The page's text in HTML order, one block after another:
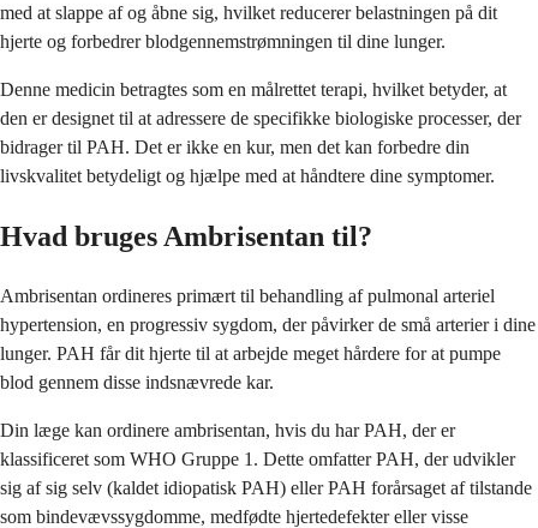
med at slappe af og åbne sig, hvilket reducerer belastningen på dit
hjerte og forbedrer blodgennemstrømningen til dine lunger.
Denne medicin betragtes som en målrettet terapi, hvilket betyder, at
den er designet til at adressere de specifikke biologiske processer, der
bidrager til PAH. Det er ikke en kur, men det kan forbedre din
livskvalitet betydeligt og hjælpe med at håndtere dine symptomer.
Hvad bruges Ambrisentan til?
Ambrisentan ordineres primært til behandling af pulmonal arteriel
hypertension, en progressiv sygdom, der påvirker de små arterier i dine
lunger. PAH får dit hjerte til at arbejde meget hårdere for at pumpe
blod gennem disse indsnævrede kar.
Din læge kan ordinere ambrisentan, hvis du har PAH, der er
klassificeret som WHO Gruppe 1. Dette omfatter PAH, der udvikler
sig af sig selv (kaldet idiopatisk PAH) eller PAH forårsaget af tilstande
som bindevævssygdomme, medfødte hjertedefekter eller visse